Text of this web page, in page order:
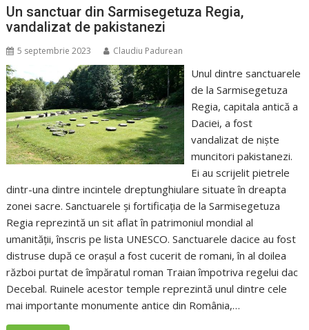
Un sanctuar din Sarmisegetuza Regia,
vandalizat de pakistanezi
5 septembrie 2023 Claudiu Padurean
Unul dintre sanctuarele
de la Sarmisegetuza
Regia, capitala antică a
Daciei, a fost
vandalizat de niște
muncitori pakistanezi.
Ei au scrijelit pietrele
dintr-una dintre incintele dreptunghiulare situate în dreapta
zonei sacre. Sanctuarele și fortificația de la Sarmisegetuza
Regia reprezintă un sit aflat în patrimoniul mondial al
umanității, înscris pe lista UNESCO. Sanctuarele dacice au fost
distruse după ce orașul a fost cucerit de romani, în al doilea
război purtat de împăratul roman Traian împotriva regelui dac
Decebal. Ruinele acestor temple reprezintă unul dintre cele
mai importante monumente antice din România,…